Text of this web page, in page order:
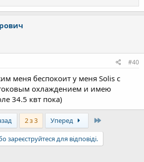
#40
меня беспокоит у меня Solis c
охлаждением и имею
34.5 квт пока)
2 з 3 Уперед
зареєструйтеся для відповіді.